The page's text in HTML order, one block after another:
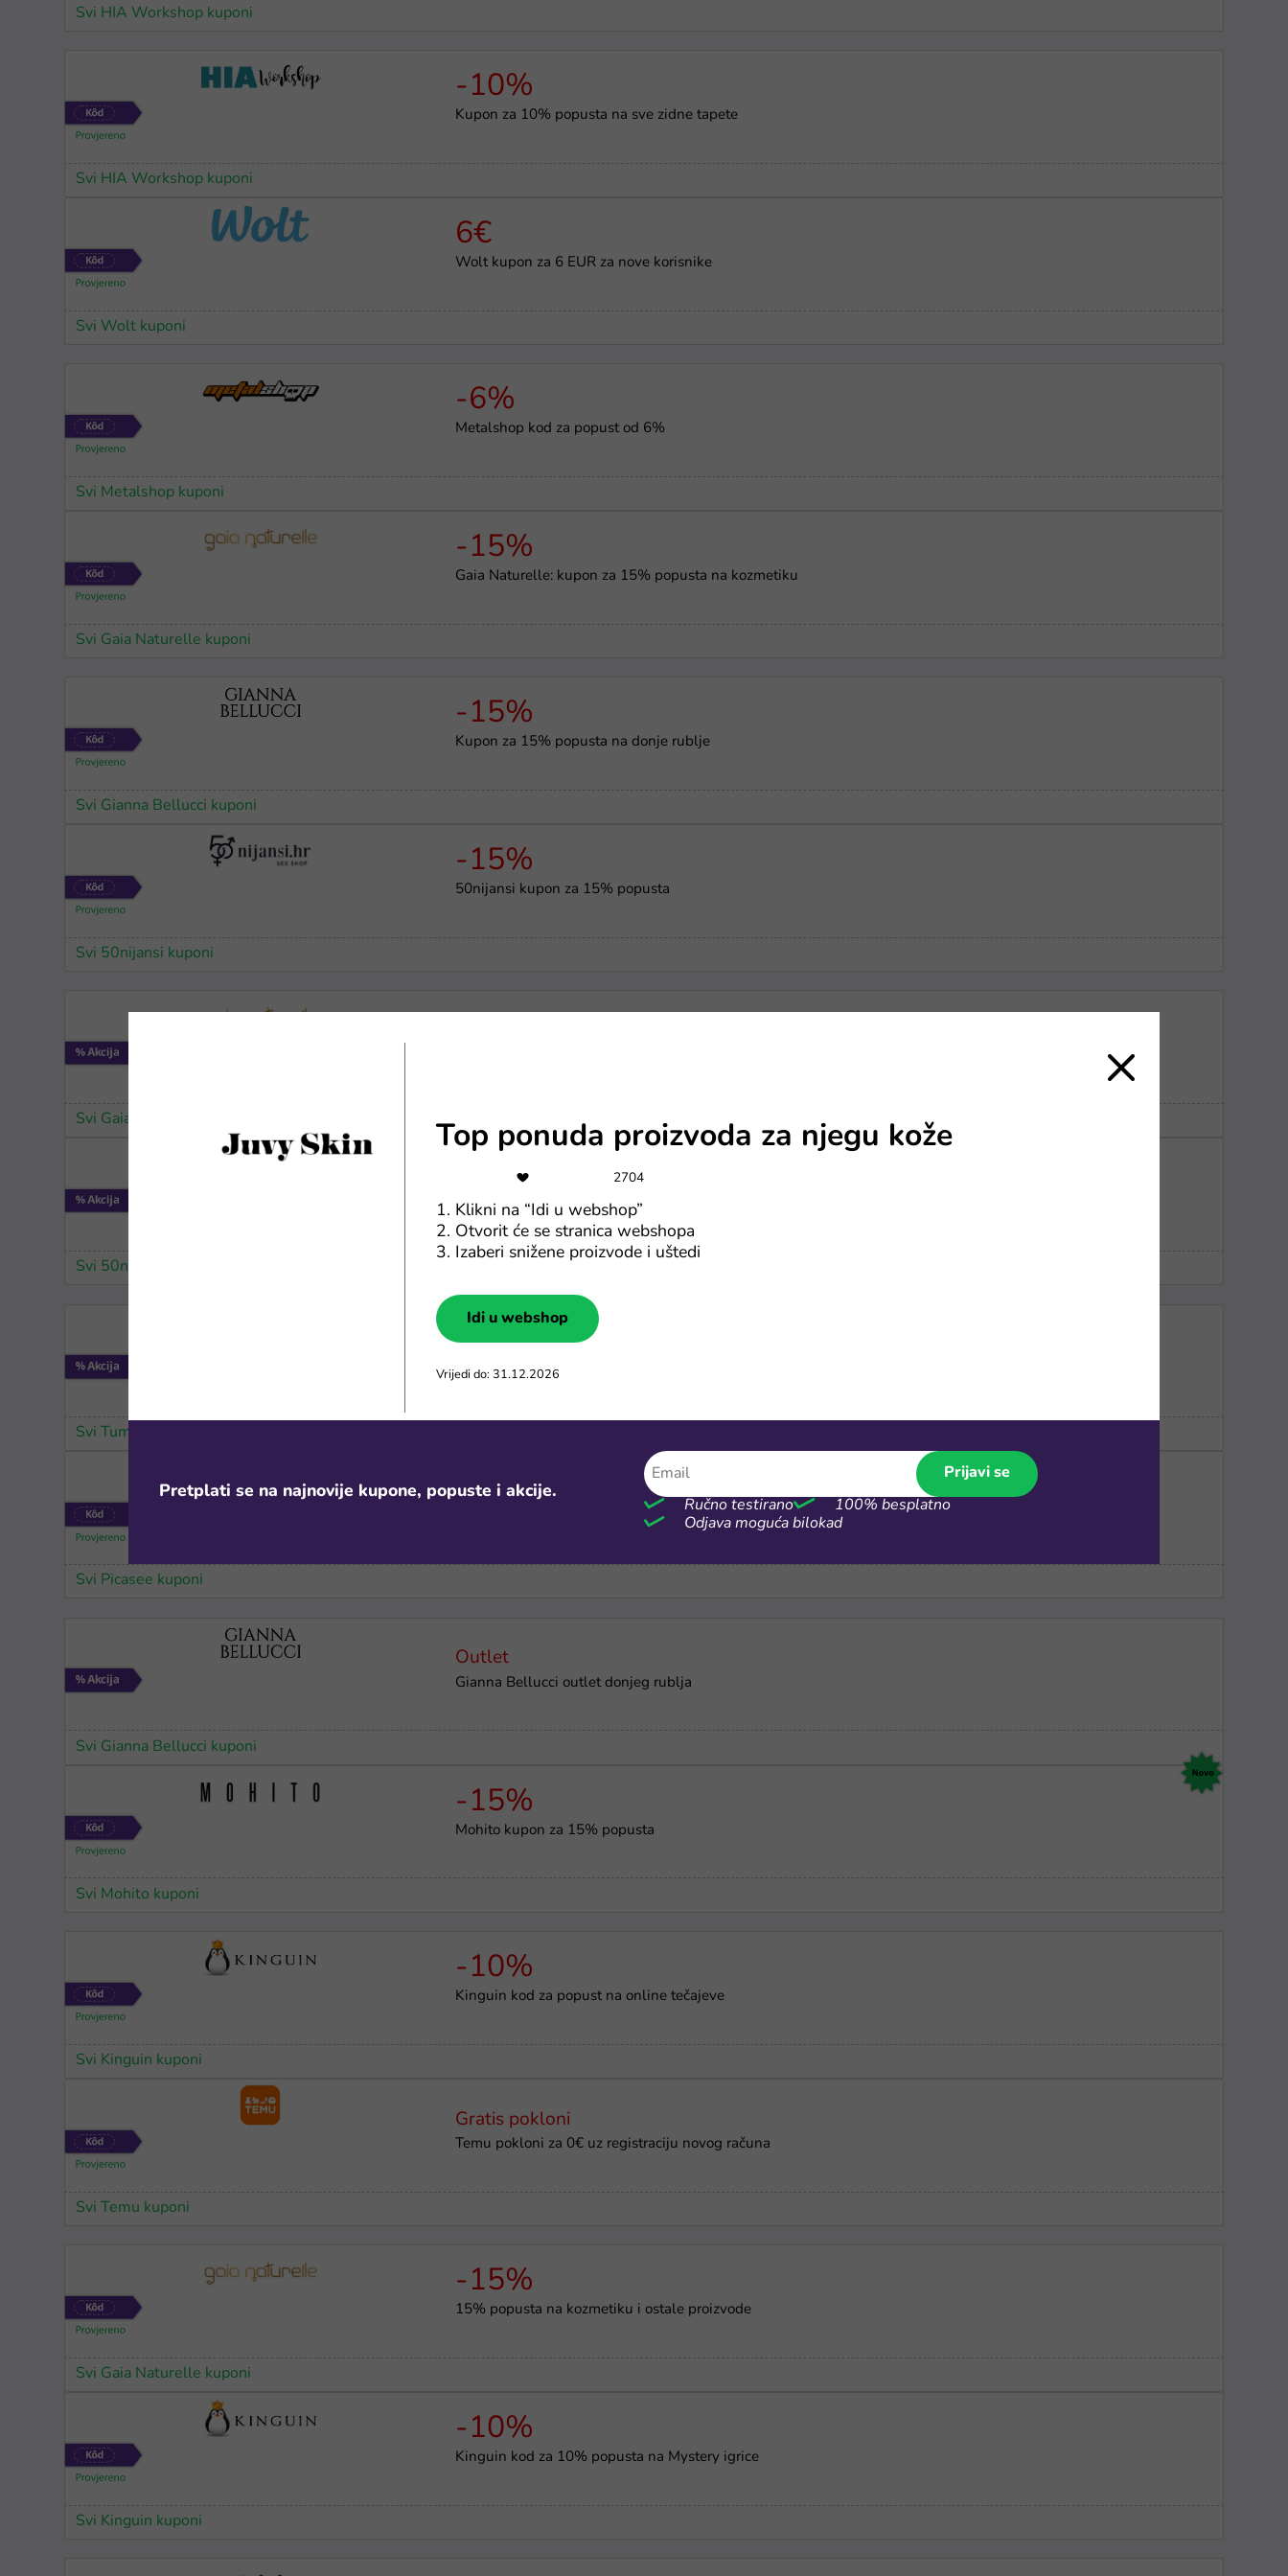
Svi HIA Workshop kuponi
-10%
Kupon za 10% popusta na sve zidne tapete
Svi HIA Workshop kuponi
6€
Wolt kupon za 6 EUR za nove korisnike
Svi Wolt kuponi
-6%
Metalshop kod za popust od 6%
Svi Metalshop kuponi
-15%
Gaia Naturelle: kupon za 15% popusta na kozmetiku
Svi Gaia Naturelle kuponi
-15%
Kupon za 15% popusta na donje rublje
Svi Gianna Bellucci kuponi
-15%
50nijansi kupon za 15% popusta
Svi 50nijansi kuponi
Svi Gaia Naturelle kuponi
Gratis dostava
50nijansi.hr - besplatna dostava na kupovinu iznad 40€
Svi 50nijansi kuponi
Gratis poklon
Tummy Tox gratis poklon za narudžbe iznad 50€
Svi TummyTox kuponi
-10%
Kupon za 10% popusta na sve maske i dodatke za mobitel
Svi Picasee kuponi
Outlet
Gianna Bellucci outlet donjeg rublja
Svi Gianna Bellucci kuponi
-15%
Mohito kupon za 15% popusta
Svi Mohito kuponi
-10%
Kinguin kod za popust na online tečajeve
Svi Kinguin kuponi
Gratis pokloni
Temu pokloni za 0€ uz registraciju novog računa
Svi Temu kuponi
-15%
15% popusta na kozmetiku i ostale proizvode
Svi Gaia Naturelle kuponi
-10%
Kinguin kod za 10% popusta na Mystery igrice
Svi Kinguin kuponi
Top ponuda proizvoda za njegu kože
2704
1. Klikni na “Idi u webshop”
2. Otvorit će se stranica webshopa
3. Izaberi snižene proizvode i uštedi
Idi u webshop
Vrijedi do: 31.12.2026
Pretplati se na najnovije kupone, popuste i akcije.
Prijavi se
Ručno testirano
100% besplatno
Odjava moguća bilokad